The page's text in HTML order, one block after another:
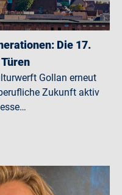
Die 17.
Gollan erneut
Zukunft aktiv